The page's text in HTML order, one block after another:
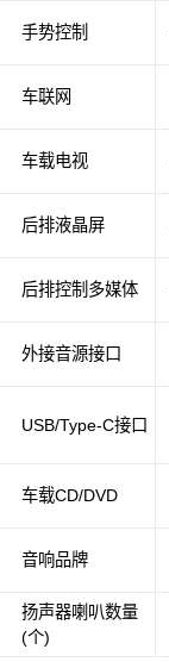
手势控制
车联网
车载电视
后排液晶屏
后排控制多媒体
外接音源接口
USB/Type-C接口
车载CD/DVD
音响品牌
扬声器喇叭数量
(个)